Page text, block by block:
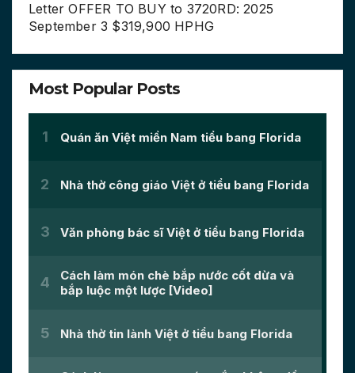
Letter OFFER TO BUY to 3720RD: 2025
September 3 $319,900 HPHG
Most Popular Posts